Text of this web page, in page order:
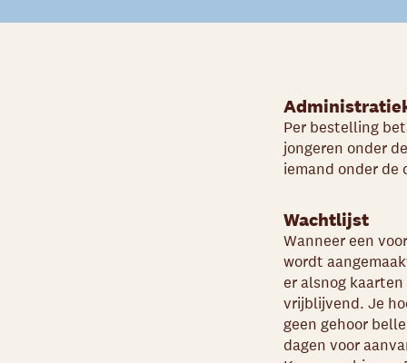
Per bestelling
jongeren onder
iemand onder
Wachtlijst
Wanneer een
wordt
er alsnog
vrijblijvend. Je
geen gehoor
dagen voor